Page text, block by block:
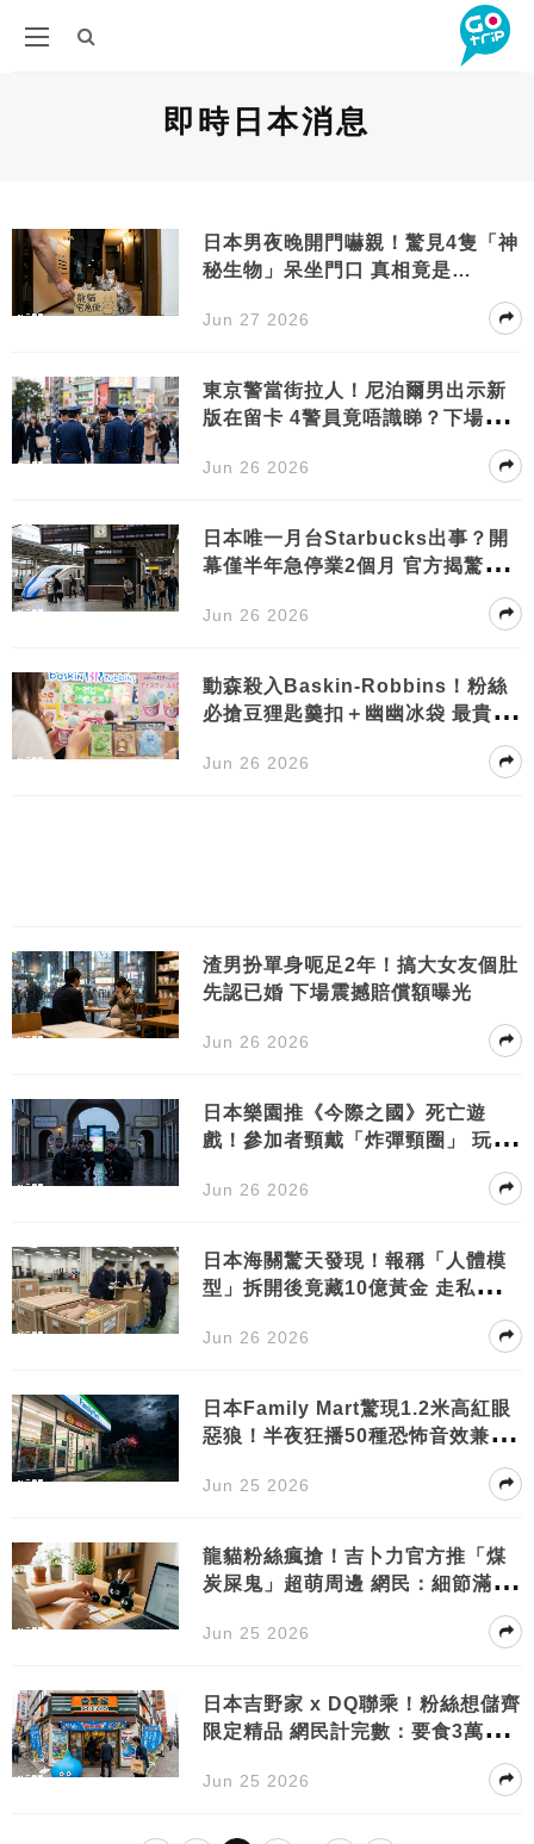
即時日本消息
日本男夜晚開門嚇親！驚見4隻「神
秘生物」呆坐門口 真相竟是…
Jun 27 2026
東京警當街拉人！尼泊爾男出示新
版在留卡 4警員竟唔識睇？下場超
Jun 26 2026
日本唯一月台Starbucks出事？開
幕僅半年急停業2個月 官方揭驚人
Jun 26 2026
動森殺入Baskin-Robbins！粉絲
必搶豆狸匙羹扣＋幽幽冰袋 最貴一
Jun 26 2026
渣男扮單身呃足2年！搞大女友個肚
先認已婚 下場震撼賠償額曝光
Jun 26 2026
日本樂園推《今際之國》死亡遊
戲！參加者頸戴「炸彈頸圈」 玩錯
Jun 26 2026
日本海關驚天發現！報稱「人體模
型」拆開後竟藏10億黃金 走私手法
Jun 26 2026
日本Family Mart驚現1.2米高紅眼
惡狼！半夜狂播50種恐怖音效兼講
Jun 25 2026
龍貓粉絲瘋搶！吉卜力官方推「煤
炭屎鬼」超萌周邊 網民：細節滿分
Jun 25 2026
日本吉野家 x DQ聯乘！粉絲想儲齊
限定精品 網民計完數：要食3萬5千
Jun 25 2026